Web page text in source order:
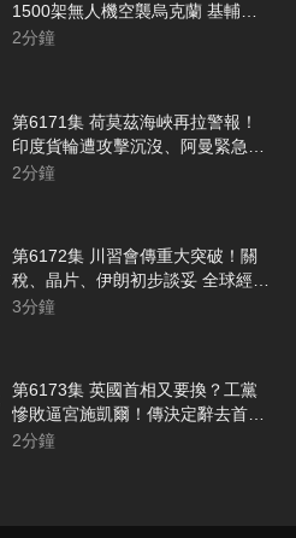
1500架無人機空襲烏克蘭 基輔大
樓毀、聯合國車隊也遭鎖定
2分鐘
第6171集 荷莫茲海峽再拉警報！
印度貨輪遭攻擊沉沒、阿曼緊急救
援
2分鐘
第6172集 川習會傳重大突破！關
稅、晶片、伊朗初步談妥 全球經濟
迎利多
3分鐘
第6173集 英國首相又要換？工黨
慘敗逼宮施凱爾！傳決定辭去首相
職務
2分鐘